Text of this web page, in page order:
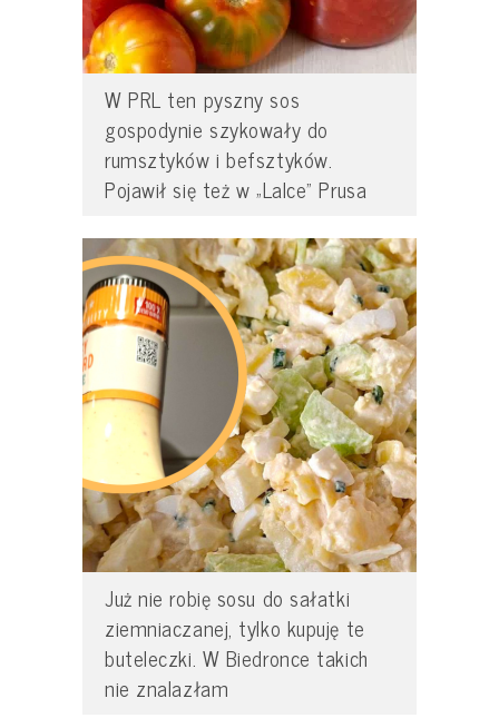
W PRL ten pyszny sos
gospodynie szykowały do
rumsztyków i befsztyków.
Pojawił się też w „Lalce” Prusa
Już nie robię sosu do sałatki
ziemniaczanej, tylko kupuję te
buteleczki. W Biedronce takich
nie znalazłam